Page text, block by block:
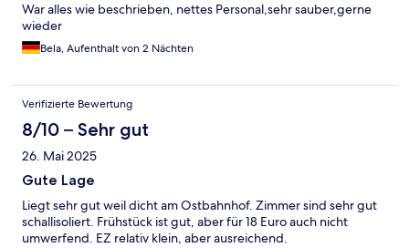
War alles wie beschrieben, nettes Personal,sehr sauber,gerne
wieder
Bela, Aufenthalt von 2 Nächten
Verifizierte Bewertung
8/10 – Sehr gut
26. Mai 2025
Gute Lage
Liegt sehr gut weil dicht am Ostbahnhof. Zimmer sind sehr gut
schallisoliert. Frühstück ist gut, aber für 18 Euro auch nicht
umwerfend. EZ relativ klein, aber ausreichend.